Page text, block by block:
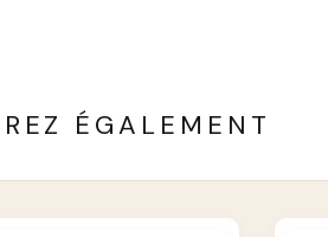
ÉGALEMENT